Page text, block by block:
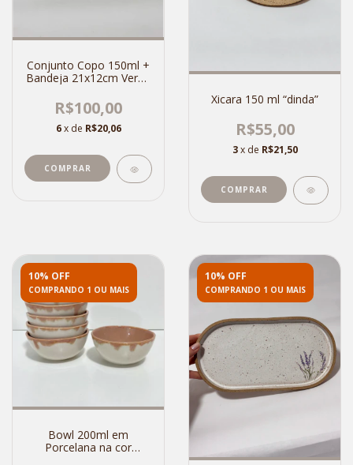
Conjunto Copo 150ml +
Bandeja 21x12cm Verde
R$100,00
6 x de R$20,06
Xicara 150 ml “dinda”
R$55,00
3 x de R$21,50
10% OFF
COMPRANDO 1 OU MAIS
Bowl 200ml em
Porcelana na cor
10% OFF
COMPRANDO 1 OU MAIS